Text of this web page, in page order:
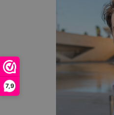
7,9